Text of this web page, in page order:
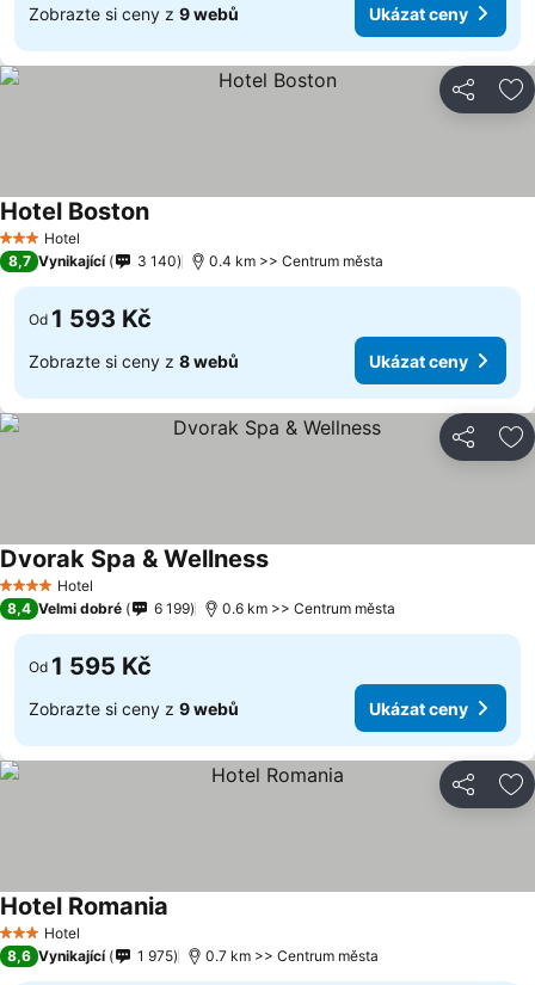
Zobrazte si ceny z 9 webů Ukázat ceny
Sdílet
3 Počet hvězdiček
Hotel
Hotel Boston
8,7 Vynikající 3 140 0.4 km >> Centrum města
Od 1 593 Kč
Zobrazte si ceny z 8 webů Ukázat ceny
Sdílet
4 Počet hvězdiček
Hotel
Dvorak Spa & Wellness
8,4 Velmi dobré 6 199 0.6 km >> Centrum města
Od 1 595 Kč
Zobrazte si ceny z 9 webů Ukázat ceny
Sdílet
3 Počet hvězdiček
Hotel
Hotel Romania
8,6 Vynikající 1 975 0.7 km >> Centrum města